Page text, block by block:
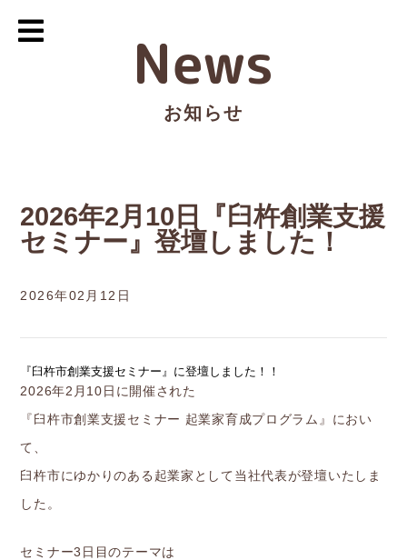
News
お知らせ
2026年2月10日『臼杵創業支援
セミナー』登壇しました！
2026年02月12日
『臼杵市創業支援セミナー』に登壇しました！！
2026年2月10日に開催された
『臼杵市創業支援セミナー 起業家育成プログラム』におい
て、
臼杵市にゆかりのある起業家として当社代表が登壇いたしま
した。
セミナー3日目のテーマは